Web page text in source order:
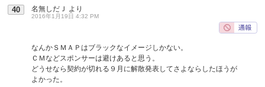
40 名無しだＪ より
2016年1月19日 4:32 PM
なんかＳＭＡＰはブラックなイメージしかない。
ＣＭなどスポンサーは避けあると思う。
どうせなら契約が切れる９月に解散発表してさよならしたほうが
よかった。